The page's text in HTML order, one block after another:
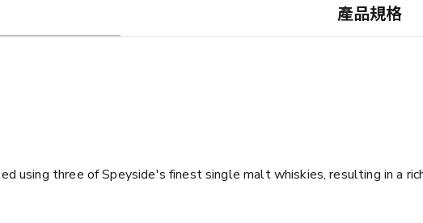
產品規格
using three of Speyside's finest single malt whiskies, resulting in a